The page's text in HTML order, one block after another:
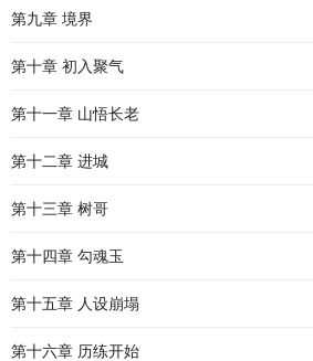
第九章 境界
第十章 初入聚气
第十一章 山悟长老
第十二章 进城
第十三章 树哥
第十四章 勾魂玉
第十五章 人设崩塌
第十六章 历练开始